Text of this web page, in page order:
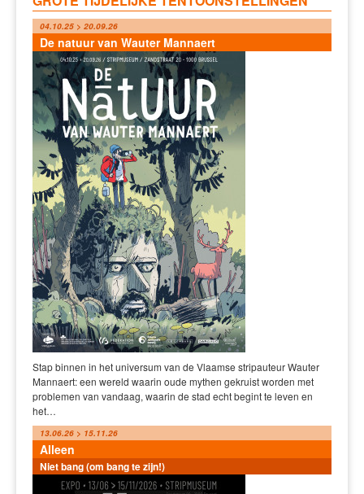
04.10.25 > 20.09.26
De natuur van Wauter Mannaert
Stap binnen in het universum van de Vlaamse stripauteur Wauter
Mannaert: een wereld waarin oude mythen gekruist worden met
problemen van vandaag, waarin de stad echt begint te leven en
het…
13.06.26 > 15.11.26
Alleen
Niet bang (om bang te zijn!)